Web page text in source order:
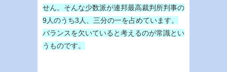
せん。そんな少数派が連邦最高裁判所判事の
9人のうち3人、三分の一を占めています。
バランスを欠いていると考えるのが常識とい
うものです。